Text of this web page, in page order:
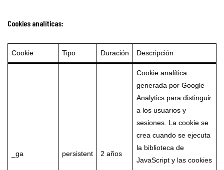
Cookies analíticas:
Cookie Tipo Duración Descripción
_ga persistent 2 años
Cookie analítica
generada por Google
Analytics para distinguir
a los usuarios y
sesiones. La cookie se
crea cuando se ejecuta
la biblioteca de
JavaScript y las cookies